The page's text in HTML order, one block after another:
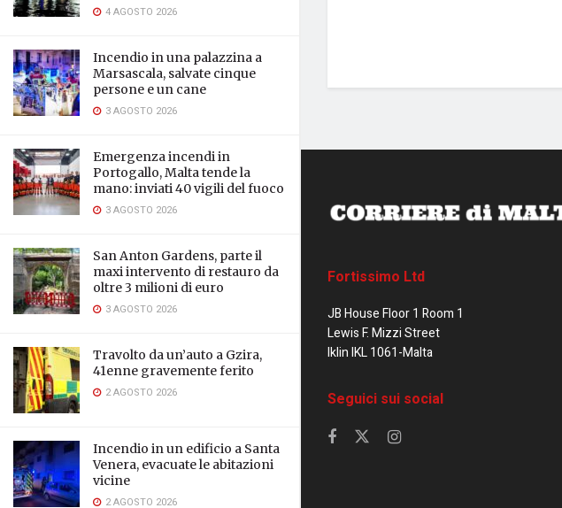
4 AGOSTO 2026
Incendio in una palazzina a
Marsascala, salvate cinque
persone e un cane
3 AGOSTO 2026
Emergenza incendi in
Portogallo, Malta tende la
mano: inviati 40 vigili del fuoco
3 AGOSTO 2026
San Anton Gardens, parte il
maxi intervento di restauro da
oltre 3 milioni di euro
3 AGOSTO 2026
Travolto da un’auto a Gzira,
41enne gravemente ferito
2 AGOSTO 2026
Incendio in un edificio a Santa
Venera, evacuate le abitazioni
vicine
2 AGOSTO 2026
Fortissimo Ltd
JB House Floor 1 Room 1
Lewis F. Mizzi Street
Iklin IKL 1061-Malta
Seguici sui social